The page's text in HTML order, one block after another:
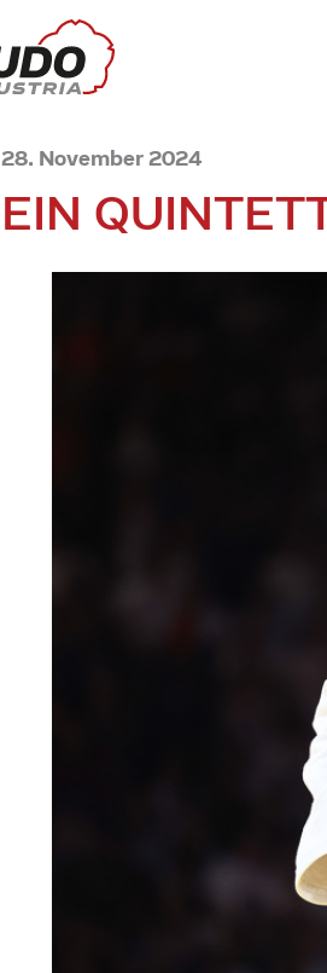
28. November 2024
EIN